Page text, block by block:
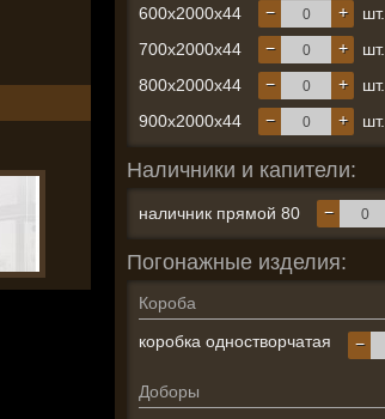
600x2000x44 +
− шт.
700x2000x44 +
− шт.
800x2000x44 +
− шт.
900x2000x44 +
− шт.
Наличники и капители:
наличник прямой 80 −
Погонажные изделия:
Короба
коробка одностворчатая
−
Доборы